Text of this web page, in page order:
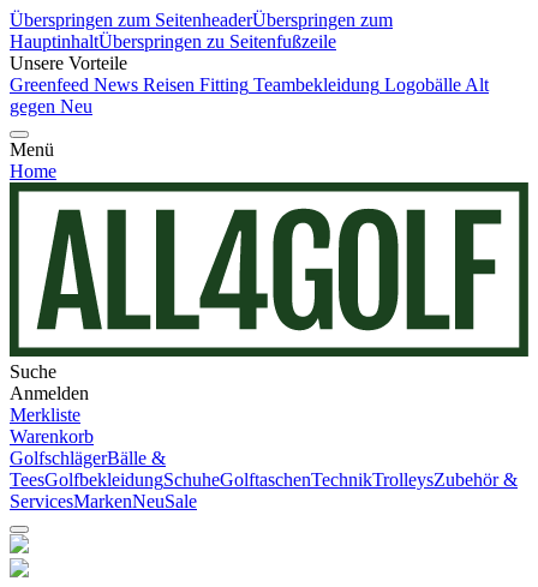
Überspringen zum SeitenheaderÜberspringen zum
HauptinhaltÜberspringen zu Seitenfußzeile
Unsere Vorteile
Greenfeed News Reisen Fitting Teambekleidung Logobälle Alt
gegen Neu
Menü
Home
Suche
Anmelden
Merkliste
Warenkorb
GolfschlägerBälle &
TeesGolfbekleidungSchuheGolftaschenTechnikTrolleysZubehör &
ServicesMarkenNeuSale